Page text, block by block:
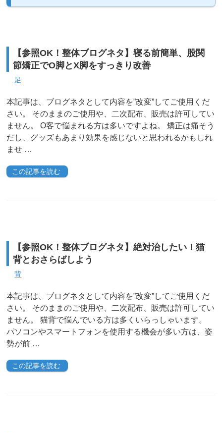
【参照OK！整体ブログネタ】寝る前簡単、股関
節矯正でO脚とX脚をすっきり改善
足
本記事は、ブログネタとして内容を”改変”してご使用くだ
さい。 そのままのご使用や、二次配布、販売は許可してい
ません。 O客で悩まれる方は多いですよね。 矯正は痛そう
だし、グッズもあまり効果を感じないと思われるかもしれ
ませ …
この記事を読む
【参照OK！整体ブログネタ】絶対治したい！猫
背とおさらばしよう
背
本記事は、ブログネタとして内容を”改変”してご使用くだ
さい。 そのままのご使用や、二次配布、販売は許可してい
ません。 猫背で悩んでいる方は多くいらっしゃいます。
パソコンやスマートフォンを使用する機会が多い方は、姿
勢が前 …
この記事を読む